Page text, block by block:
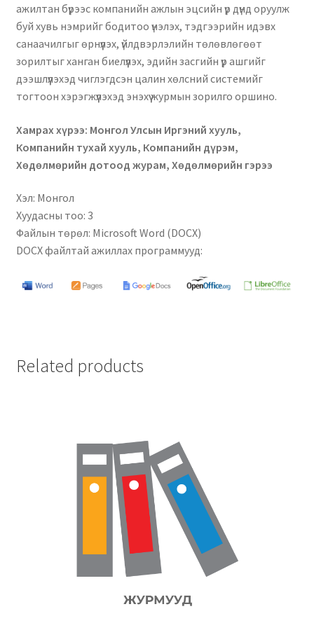
ажилтан бүрээс компанийн ажлын эцсийн үр дүнд оруулж
буй хувь нэмрийг бодитоо үнэлэх, тэдгээрийн идэвх
санаачилгыг өрнүүлэх, үйлдвэрлэлийн төлөвлөгөөт
зорилтыг ханган биелүүлэх, эдийн засгийн үр ашгийг
дээшлүүлэхэд чиглэгдсэн цалин хөлсний системийг
тогтоон хэрэгжүүлэхэд энэхүү журмын зорилго оршино.
Хамрах хүрээ: Монгол Улсын Иргэний хууль,
Компанийн тухай хууль, Компанийн дүрэм,
Хөдөлмөрийн дотоод журам, Хөдөлмөрийн гэрээ
Хэл: Монгол
Хуудасны тоо: 3
Файлын төрөл: Microsoft Word (DOCX)
DOCX файлтай ажиллах программууд:
Related products